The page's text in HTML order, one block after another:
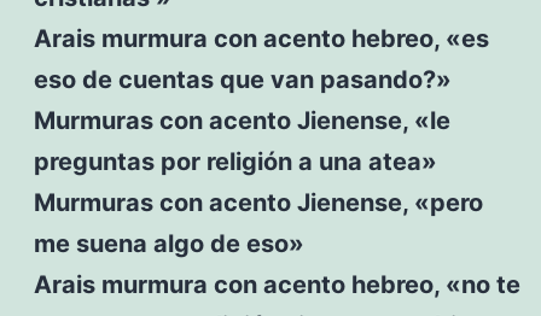
Arais murmura con acento hebreo, «es
eso de cuentas que van pasando?»
Murmuras con acento Jienense, «le
preguntas por religión a una atea»
Murmuras con acento Jienense, «pero
me suena algo de eso»
Arais murmura con acento hebreo, «no te